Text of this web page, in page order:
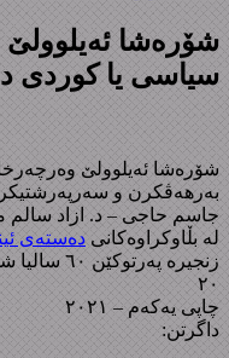
شۆرەشا ئەیلوولێ
سیاسی یا كوردی دا
شۆرەشا ئەیلوولێ
بەرهەڤکرن و
جاسم حاجی – د. ازاد سالم
لە بڵاوکراوەکانی دەستەی
٢٠
چاپی یەکەم – ٢٠٢١
داگرتن: